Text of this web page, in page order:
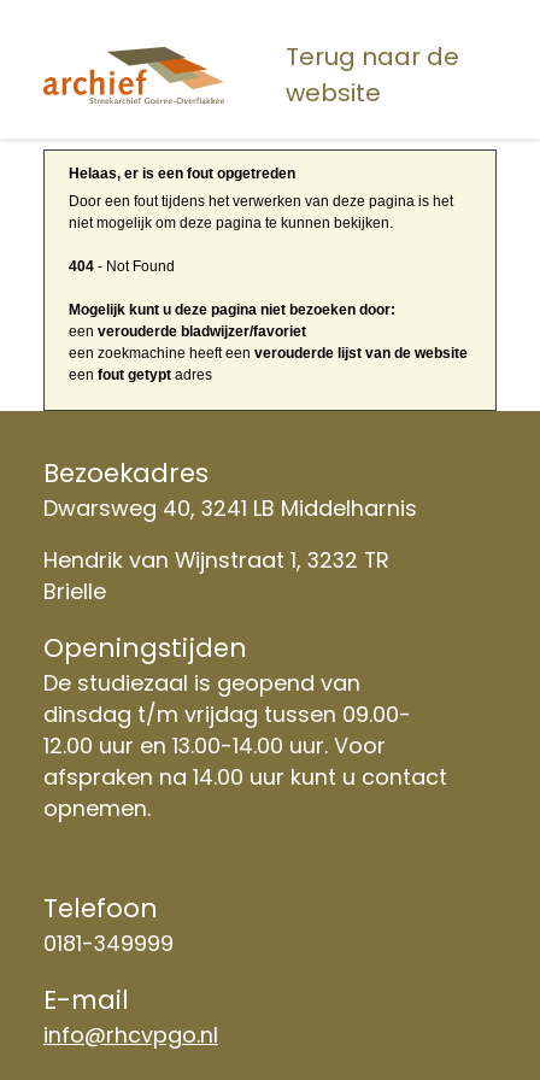
naar
Terug naar de
website
Helaas, er is een fout opgetreden
Door een fout tijdens het verwerken van deze pagina is het
niet mogelijk om deze pagina te kunnen bekijken.
404- Not Found
Mogelijk kunt u deze pagina niet bezoeken door:
een verouderde bladwijzer/favoriet
een zoekmachine heeft een verouderde lijst van de website
een fout getyptadres
Bezoekadres
Dwarsweg 40, 3241 LB Middelharnis
Hendrik van Wijnstraat 1, 3232 TR
Brielle
Openingstijden
De studiezaal is geopend van
dinsdag t/m vrijdag tussen 09.00-
12.00 uur en 13.00-14.00 uur. Voor
afspraken na 14.00 uur kunt u contact
opnemen.
Telefoon
0181-349999
E-mail
info@rhcvpgo.nl